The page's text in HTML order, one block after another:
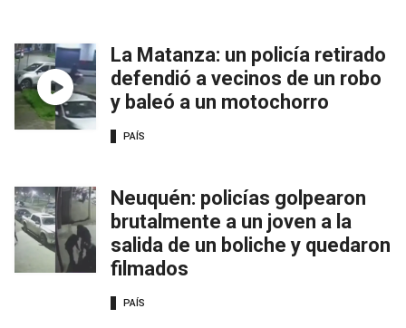
La Matanza: un policía retirado
defendió a vecinos de un robo
y baleó a un motochorro
PAÍS
Neuquén: policías golpearon
brutalmente a un joven a la
salida de un boliche y quedaron
filmados
PAÍS